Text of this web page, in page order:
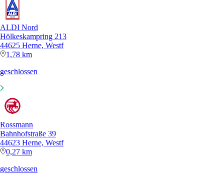
ALDI Nord
Hölkeskampring 213
44625 Herne, Westf
1,78 km
geschlossen
Rossmann
Bahnhofstraße 39
44623 Herne, Westf
0,27 km
geschlossen